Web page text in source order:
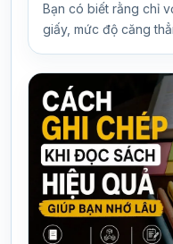
Bạn có biết rằng chỉ
giấy, mức độ căng